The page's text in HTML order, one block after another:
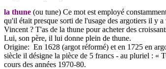
la thune (ou tune) Ce mot est employé
qu'il était presque sorti de l'usage des argotiers il y
Vincent ? T'as de la thune pour acheter des
Lui, son père, il lui donne plein de thune.
Origine: En 1628 (argot réformé) et en 1725 en
siècle il désigne la pièce de 5 francs - au pluriel : «
cours des années 1970-80.